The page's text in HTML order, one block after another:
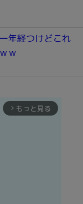
年経つけどこれ
ｗ
arrow_forward_ios もっと見る